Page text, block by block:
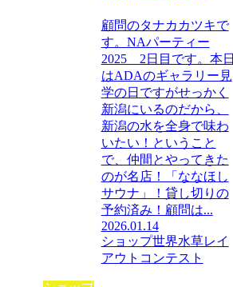
顧問のタナカカツキで
す。NAパーティー
2025 2日目です。本日
はADAのギャラリー見
学の日ですがせっかく
新潟にいるのだから、
新潟の水を全身で味わ
いたい！ということ
で、仲間とやってきた
のが名店！「ななほし
サウナ」！貸し切りの
予約済み！顧問は...
2026.01.14
ショップ世界水草レイ
アウトコンテスト